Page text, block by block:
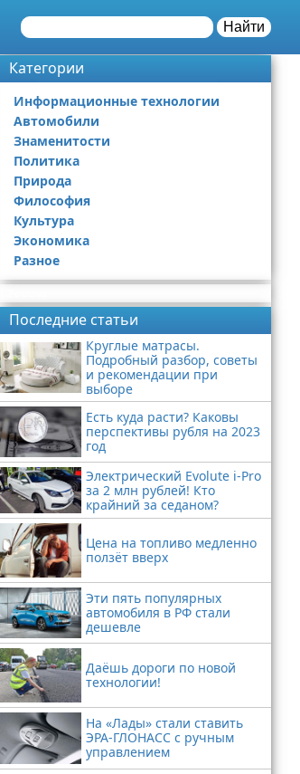
Найти
Категории
Информационные технологии
Автомобили
Знаменитости
Политика
Природа
Философия
Культура
Экономика
Разное
Последние статьи
Круглые матрасы.
Подробный разбор, советы
и рекомендации при
выборе
Есть куда расти? Каковы
перспективы рубля на 2023
год
Электрический Evolute i-Pro
за 2 млн рублей! Кто
крайний за седаном?
Цена на топливо медленно
ползёт вверх
Эти пять популярных
автомобиля в РФ стали
дешевле
Даёшь дороги по новой
технологии!
На «Лады» стали ставить
ЭРА-ГЛОНАСС с ручным
управлением